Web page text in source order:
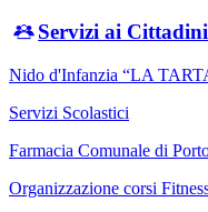
Servizi ai Cittadini
Nido d'Infanzia “LA
Servizi Scolastici
Farmacia Comunale di
Organizzazione corsi